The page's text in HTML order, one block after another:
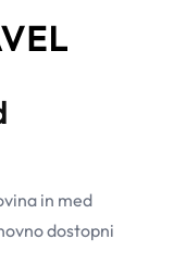
in med
dostopni